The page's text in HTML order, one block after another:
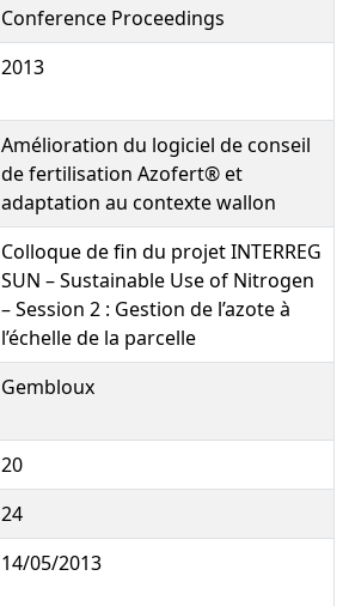
Conference Proceedings
2013
Amélioration du logiciel de conseil
de fertilisation Azofert® et
adaptation au contexte wallon
Colloque de fin du projet INTERREG
SUN – Sustainable Use of Nitrogen
– Session 2 : Gestion de l’azote à
l’échelle de la parcelle
Gembloux
20
24
14/05/2013